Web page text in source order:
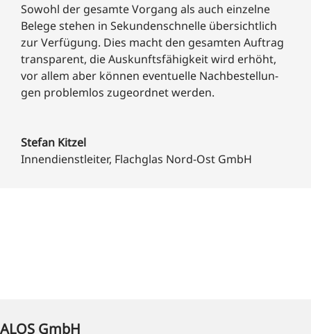
Sowohl der gesam­te Vor­gang als auch ein­zel­ne
Bele­ge ste­hen in Sekun­den­schnel­le über­sicht­lich
zur Ver­fü­gung. Dies macht den gesam­ten Auf­trag
trans­pa­rent, die Aus­kunfts­fä­hig­keit wird erhöht,
vor allem aber kön­nen even­tu­el­le Nach­be­stel­lun­
gen pro­blem­los zuge­ord­net werden.
Ste­fan Kitzel
Innen­dienst­lei­ter, Flach­glas Nord-Ost GmbH
ALOS GmbH